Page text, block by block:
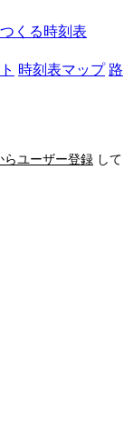
くる時刻表
時刻表マップ 路
らユーザー登録 して